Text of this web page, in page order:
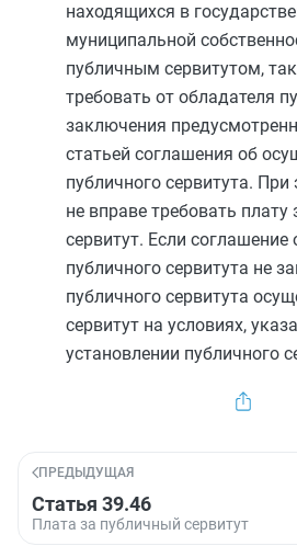
находящихся в
муниципальной
публичным сервитутом,
требовать от обладателя
заключения
статьей соглашения об
публичного сервитута.
не вправе требовать плату
сервитут. Если соглашение
публичного сервитута не
публичного сервитута
сервитут на условиях,
установлении публичного
ПРЕДЫДУЩАЯ
Статья 39.46
Плата за публичный сервитут